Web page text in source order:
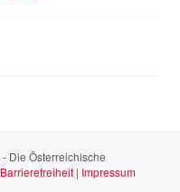
Die Österreichische
Barrierefreiheit | Impressum